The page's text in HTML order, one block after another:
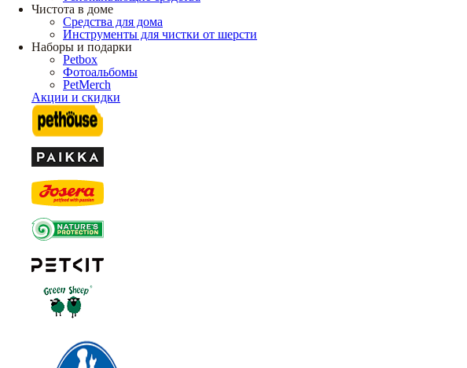
Чистота в доме
Средства для дома
Инструменты для чистки от шерсти
Наборы и подарки
Petbox
Фотоальбомы
PetMerch
Акции и скидки